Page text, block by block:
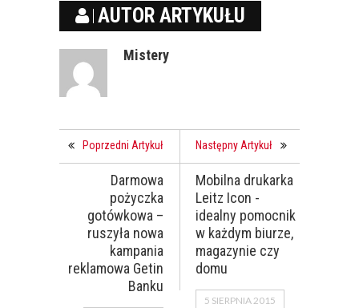
AUTOR ARTYKUŁU
Mistery
Poprzedni Artykuł
Darmowa
pożyczka
gotówkowa –
ruszyła nowa
kampania
reklamowa Getin
Banku
Następny Artykuł
Mobilna drukarka
Leitz Icon -
idealny pomocnik
w każdym biurze,
magazynie czy
domu
5 SIERPNIA 2015